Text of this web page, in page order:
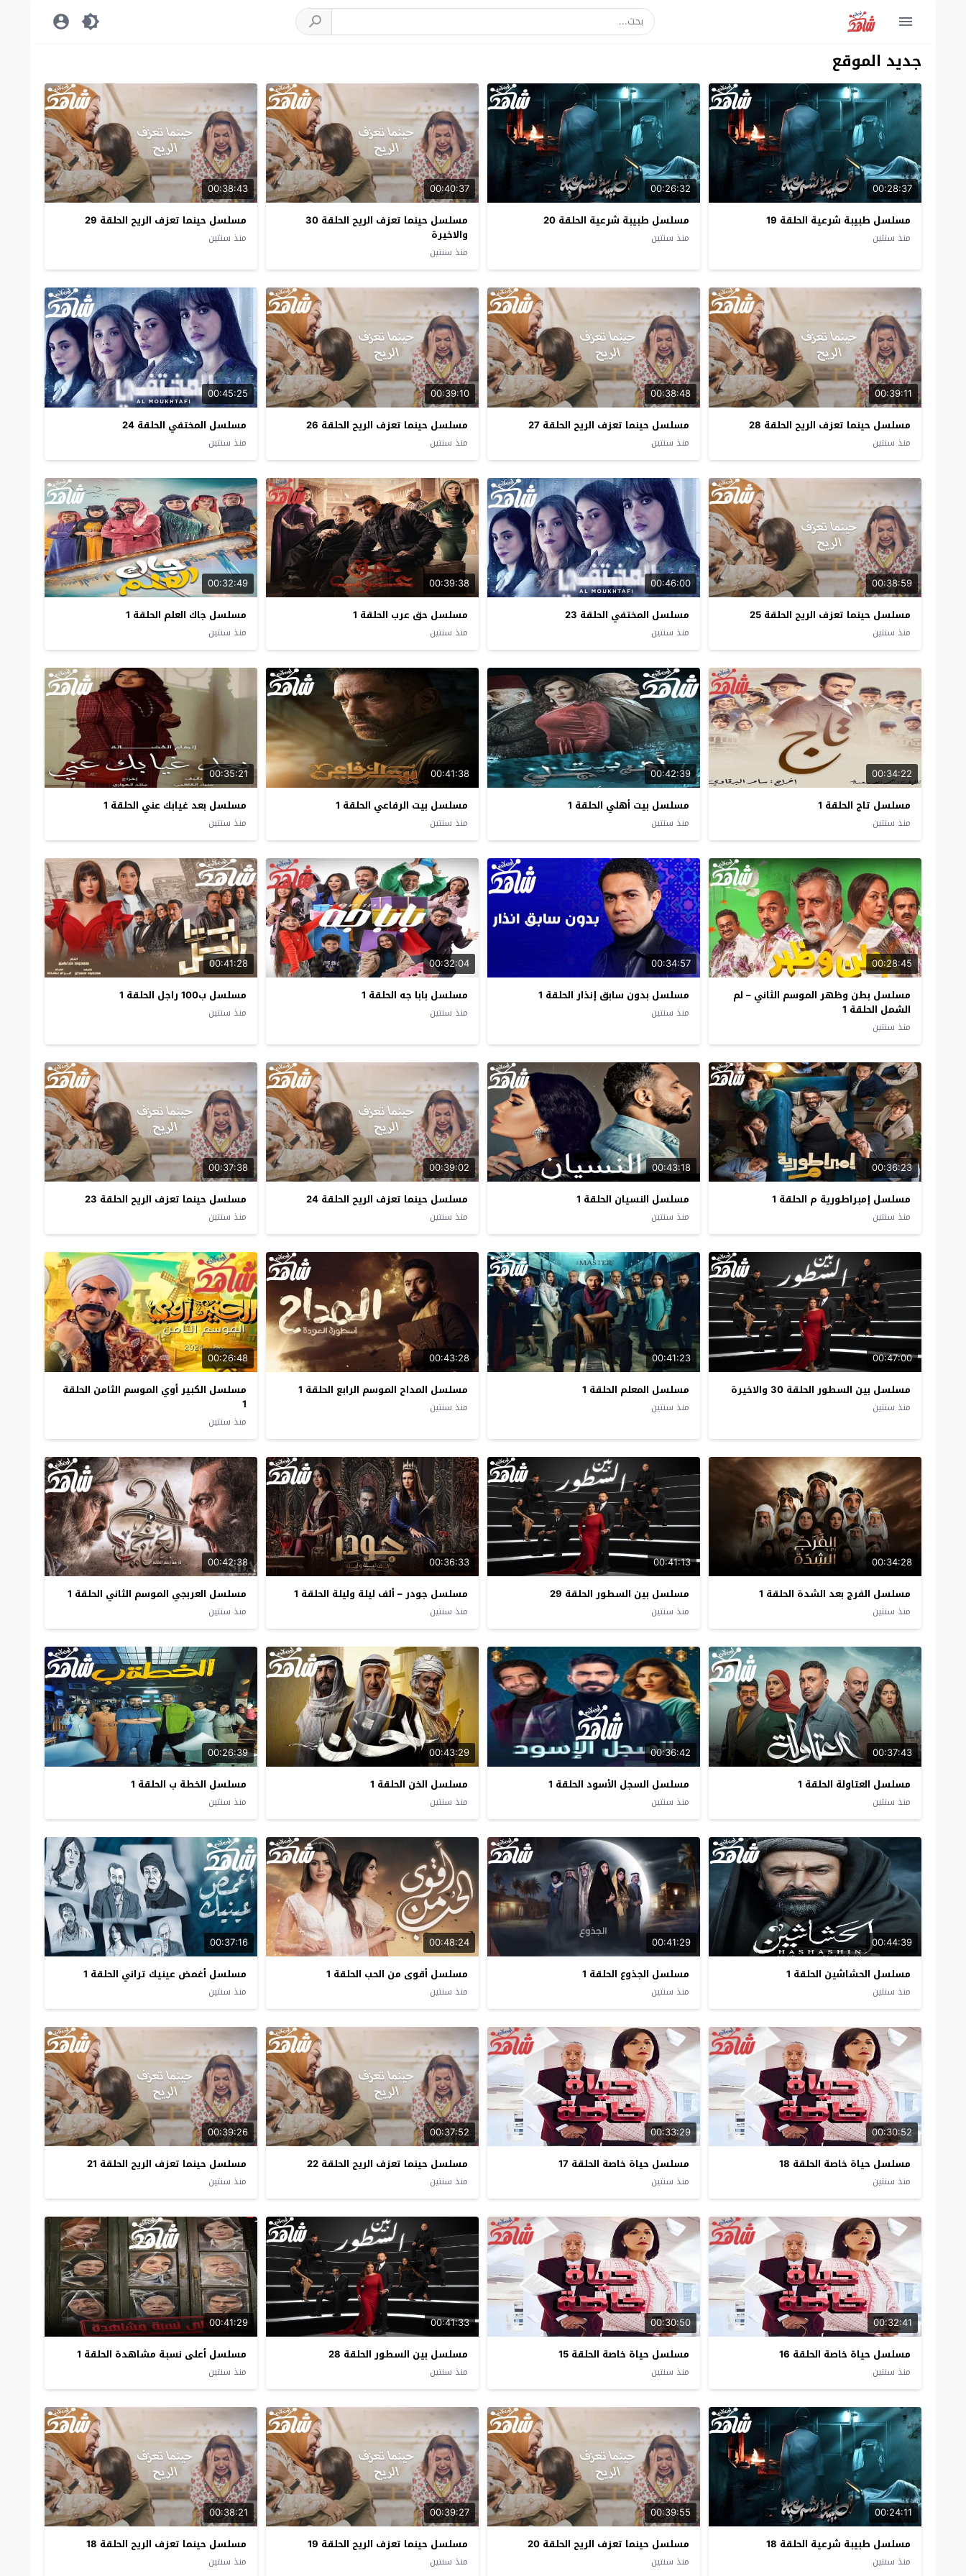
جديد الموقع
00:28:37
مسلسل طبيبة شرعية الحلقة 19
منذ سنتين
00:26:32
مسلسل طبيبة شرعية الحلقة 20
منذ سنتين
00:40:37
مسلسل حينما تعزف الريح الحلقة 30
والاخيرة
منذ سنتين
00:38:43
مسلسل حينما تعزف الريح الحلقة 29
منذ سنتين
00:39:11
مسلسل حينما تعزف الريح الحلقة 28
منذ سنتين
00:38:48
مسلسل حينما تعزف الريح الحلقة 27
منذ سنتين
00:39:10
مسلسل حينما تعزف الريح الحلقة 26
منذ سنتين
00:45:25
مسلسل المختفي الحلقة 24
منذ سنتين
00:38:59
مسلسل حينما تعزف الريح الحلقة 25
منذ سنتين
00:46:00
مسلسل المختفي الحلقة 23
منذ سنتين
00:39:38
مسلسل حق عرب الحلقة 1
منذ سنتين
00:32:49
مسلسل جاك العلم الحلقة 1
منذ سنتين
00:34:22
مسلسل تاج الحلقة 1
منذ سنتين
00:42:39
مسلسل بيت أهلي الحلقة 1
منذ سنتين
00:41:38
مسلسل بيت الرفاعي الحلقة 1
منذ سنتين
00:35:21
مسلسل بعد غيابك عني الحلقة 1
منذ سنتين
00:28:45
مسلسل بطن وظهر الموسم الثاني – لم
الشمل الحلقة 1
منذ سنتين
00:34:57
مسلسل بدون سابق إنذار الحلقة 1
منذ سنتين
00:32:04
مسلسل بابا جه الحلقة 1
منذ سنتين
00:41:28
مسلسل ب100 راجل الحلقة 1
منذ سنتين
00:36:23
مسلسل إمبراطورية م الحلقة 1
منذ سنتين
00:43:18
مسلسل النسيان الحلقة 1
منذ سنتين
00:39:02
مسلسل حينما تعزف الريح الحلقة 24
منذ سنتين
00:37:38
مسلسل حينما تعزف الريح الحلقة 23
منذ سنتين
00:47:00
مسلسل بين السطور الحلقة 30 والاخيرة
منذ سنتين
00:41:23
مسلسل المعلم الحلقة 1
منذ سنتين
00:43:28
مسلسل المداح الموسم الرابع الحلقة 1
منذ سنتين
00:26:48
مسلسل الكبير أوي الموسم الثامن الحلقة
1
منذ سنتين
00:34:28
مسلسل الفرج بعد الشدة الحلقة 1
منذ سنتين
00:41:13
مسلسل بين السطور الحلقة 29
منذ سنتين
00:36:33
مسلسل جودر – ألف ليلة وليلة الحلقة 1
منذ سنتين
00:42:38
مسلسل العربجي الموسم الثاني الحلقة 1
منذ سنتين
00:37:43
مسلسل العتاولة الحلقة 1
منذ سنتين
00:36:42
مسلسل السجل الأسود الحلقة 1
منذ سنتين
00:43:29
مسلسل الخن الحلقة 1
منذ سنتين
00:26:39
مسلسل الخطة ب الحلقة 1
منذ سنتين
00:44:39
مسلسل الحشاشين الحلقة 1
منذ سنتين
00:41:29
مسلسل الجذوع الحلقة 1
منذ سنتين
00:48:24
مسلسل أقوى من الحب الحلقة 1
منذ سنتين
00:37:16
مسلسل أغمض عينيك تراني الحلقة 1
منذ سنتين
00:30:52
مسلسل حياة خاصة الحلقة 18
منذ سنتين
00:33:29
مسلسل حياة خاصة الحلقة 17
منذ سنتين
00:37:52
مسلسل حينما تعزف الريح الحلقة 22
منذ سنتين
00:39:26
مسلسل حينما تعزف الريح الحلقة 21
منذ سنتين
00:32:41
مسلسل حياة خاصة الحلقة 16
منذ سنتين
00:30:50
مسلسل حياة خاصة الحلقة 15
منذ سنتين
00:41:33
مسلسل بين السطور الحلقة 28
منذ سنتين
00:41:29
مسلسل أعلى نسبة مشاهدة الحلقة 1
منذ سنتين
00:24:11
مسلسل طبيبة شرعية الحلقة 18
منذ سنتين
00:39:55
مسلسل حينما تعزف الريح الحلقة 20
منذ سنتين
00:39:27
مسلسل حينما تعزف الريح الحلقة 19
منذ سنتين
00:38:21
مسلسل حينما تعزف الريح الحلقة 18
منذ سنتين